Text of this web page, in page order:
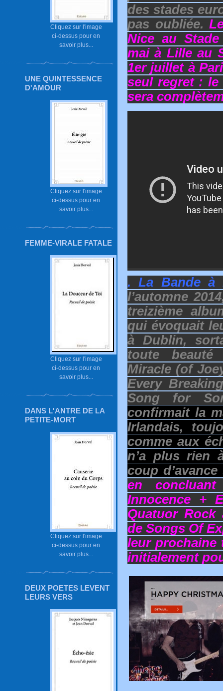
Cliquez sur l'image
ci-dessus pour en
savoir plus...
UNE QUINTESSENCE
D'AMOUR
Cliquez sur l'image
ci-dessus pour en
savoir plus...
FEMME-VIRALE FATALE
Cliquez sur l'image
ci-dessus pour en
savoir plus...
DANS L'ANTRE DE LA
PETITE-MORT
Cliquez sur l'image
ci-dessus pour en
savoir plus...
DEUX POETES LEVENT
LEURS VERS
des stades
pas oubliée.
Nice au
mai à Lille au
1er juillet à
seul regret : le
sera
. La Bande à
l’automne
treizième
qui évoquait
à Dublin,
toute
Miracle (of
Every
Song for
confirmait la
Irlandais,
comme aux
n’a plus rien
coup
en
Innocence +
Quatuor Rock
de Songs Of
leur prochaine
initialement